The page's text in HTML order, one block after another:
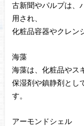
古新聞やパルプは、
用され、
化粧品容器やクレン
海藻
海藻は、化粧品やス
保湿剤や鎮静剤とし
す。
アーモンドシェル